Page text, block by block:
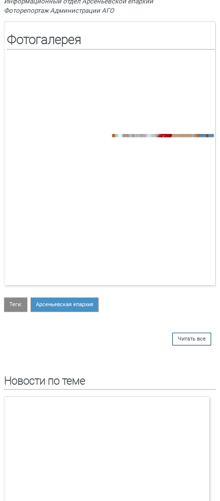
Фоторепортаж Администрации АГО
Фотогалерея
Теги: Арсеньевская епархия
Читать все
Новости по теме